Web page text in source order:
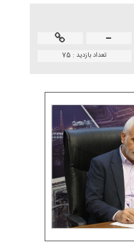
تعداد بازدید : 75